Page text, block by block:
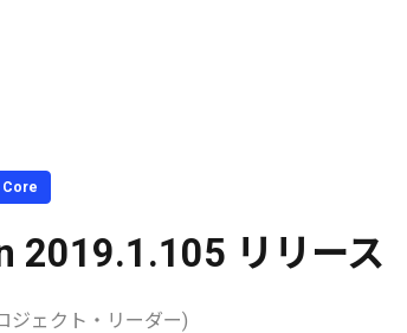
2019.1.105 リリース
ジェクト・リーダー)